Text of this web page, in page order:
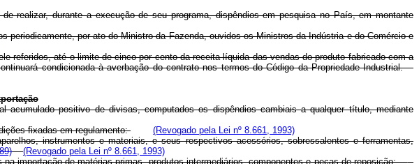
realizar, durante a execução de seu programa, dispêndios em pesquisa no País, em montante
por ato do Ministro da Fazenda, ouvidos os Ministros da Indústria e do Comércio e
referidos, até o limite de cinco por cento da receita líquida das vendas do produto fabricado com a
condicionada à averbação do contrato nos termos do Código da Propriedade Industrial.
positivo de divisas, computados os dispêndios cambiais a qualquer título, mediante
fixadas em regulamento:
(Revogado pela Lei nº 8.661, 1993)
instrumentos e materiais, e seus respectivos acessórios, sobressalentes e ferramentas,
(Revogado pela Lei nº 8.661, 1993)
importação de matérias-primas, produtos intermediários, componentes e peças de reposição;